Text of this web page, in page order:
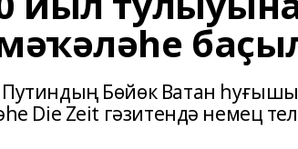
Бөйөк Ватан
Die Zeit гәзитендә немец